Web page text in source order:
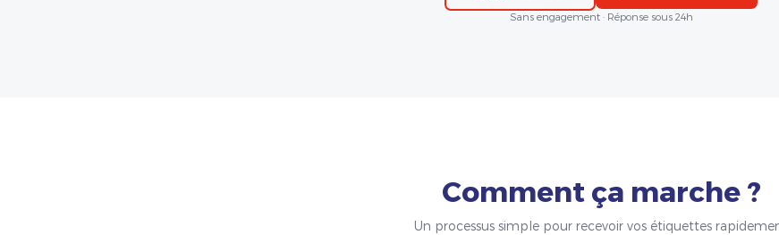
Sans engagement · Réponse sous 24h
Comment ça marche ?
Un processus simple pour recevoir vos étiquettes